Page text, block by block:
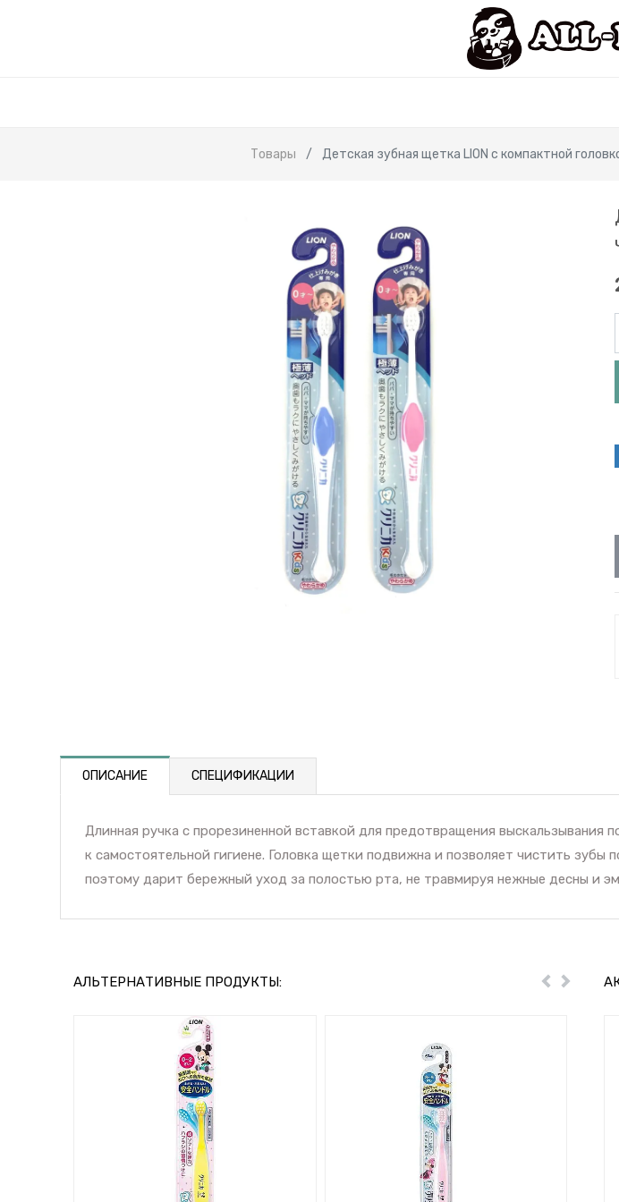
Товары Детская зубная щетка LION с компактной
ОПИСАНИЕ СПЕЦИФИКАЦИИ
Длинная ручка с прорезиненной вставкой для предотвращения
к самостоятельной гигиене. Головка щетки подвижна и позволяет чистить
поэтому дарит бережный уход за полостью рта, не травмируя нежные десны и
АЛЬТЕРНАТИВНЫЕ ПРОДУКТЫ: ПредДалее